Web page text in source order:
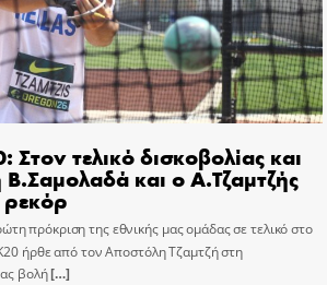
τελικό δισκοβολίας και
και ο Α.Τζαμτζής
ρεκόρ
πρόκριση της εθνικής μας ομάδας σε τελικό στο
ήρθε από τον Αποστόλη Τζαμτζή στη
βολή[…]